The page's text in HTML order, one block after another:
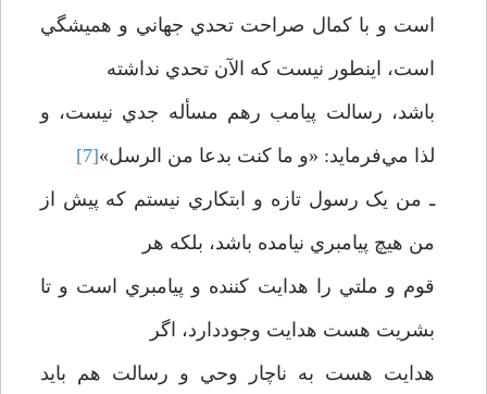
است و با کمال صراحت تحدي جهاني و هميشگي
است، اينطور نيست که الآن تحدي نداشته
باشد، رسالت پيامب رهم مسأله جدي نيست، و
لذا مي‌فرمايد: «و ما کنت بدعا من الرسل»[7]
ـ من يک رسول تازه و ابتکاري نيستم که پيش از
من هيچ پيامبري نيامده باشد، بلکه هر
قوم و ملتي را هدايت کننده و پيامبري است و تا
بشريت هست هدايت وجوددارد، اگر
هدايت هست به ناچار وحي و رسالت هم بايد